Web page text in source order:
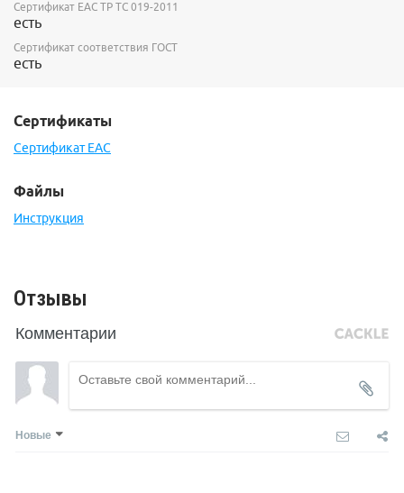
Сертификат ЕАС ТР ТС 019-2011
есть
Сертификат соответствия ГОСТ
есть
Сертификаты
Сертификат EAC
Файлы
Инструкция
Отзывы
Комментарии
Новые